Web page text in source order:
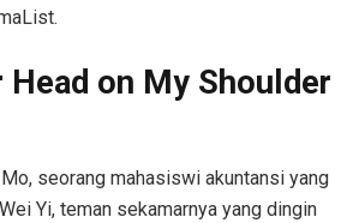
Head on My Shoulder
seorang mahasiswi akuntansi yang
Yi, teman sekamarnya yang dingin